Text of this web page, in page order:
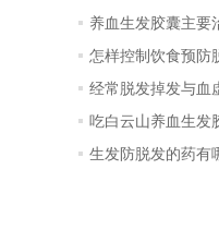
养血生发胶囊主要
怎样控制饮食预防
经常脱发掉发与血
生发防脱发的药有